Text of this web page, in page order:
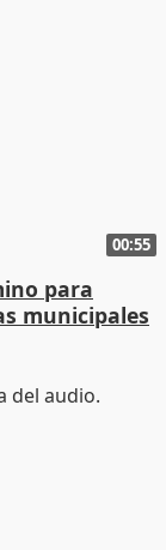
00:55
para
municipales